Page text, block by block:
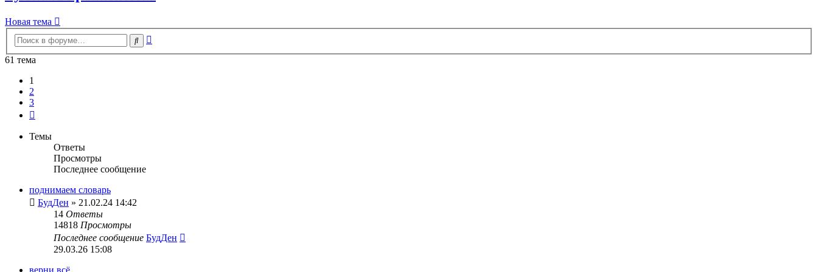
Новая тема
Поиск
61 тема
1
2
3
Темы
Ответы
Просмотры
Последнее сообщение
поднимаем словарь
БудДен » 21.02.24 14:42
14 Ответы
14818 Просмотры
Последнее сообщение БудДен
29.03.26 15:08
верни всё